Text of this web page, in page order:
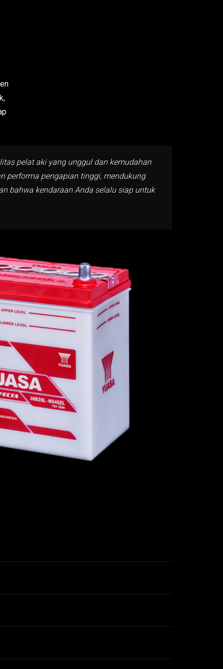
pelat aki yang unggul dan kemudahan
performa pengapian tinggi, mendukung
bahwa kendaraan Anda selalu siap untuk